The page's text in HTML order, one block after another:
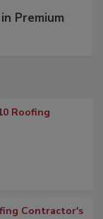
Premium
Roofing
Contractor's